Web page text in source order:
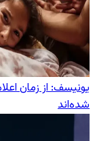
شده‌اند